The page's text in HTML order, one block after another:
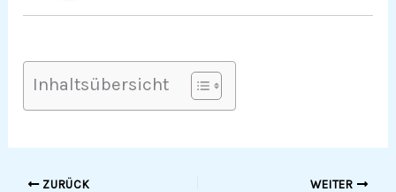
Inhaltsübersicht
ZURÜCK WEITER